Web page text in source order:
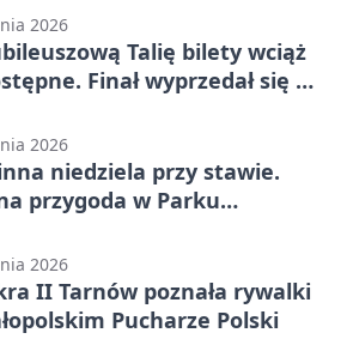
2026
Talię bilety wciąż
Finał wyprzedał się w
2026
niedziela przy stawie.
przygoda w Parku
2026
II Tarnów poznała rywalki
Pucharze Polski